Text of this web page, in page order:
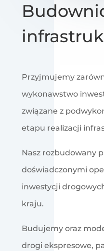
Przyjmujemy
wykonawstwo
związane z
etapu realizacji
Nasz rozbudowany
doświadczonymi
inwestycji
kraju.
Budujemy oraz
drogi ekspresowe,